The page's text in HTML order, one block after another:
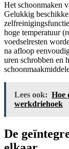
Het schoonmaken
Gelukkig
hoge temperatuur
voedselresten
na afloop
uren schrobben en
Lees ook: Hoe
werkdriehoek
De